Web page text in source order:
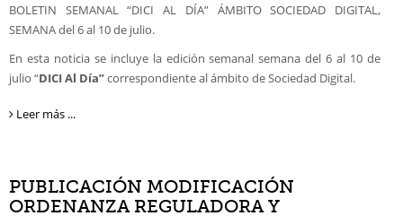
BOLETIN SEMANAL “DICI AL DÍA” ÁMBITO SOCIEDAD DIGITAL,
SEMANA del 6 al 10 de julio.
En esta noticia se incluye la edición semanal semana del 6 al 10 de
julio “DICIAl Día”correspondiente al ámbito de Sociedad Digital.
Leer más ...
PUBLICACIÓN MODIFICACIÓN
ORDENANZA REGULADORA Y